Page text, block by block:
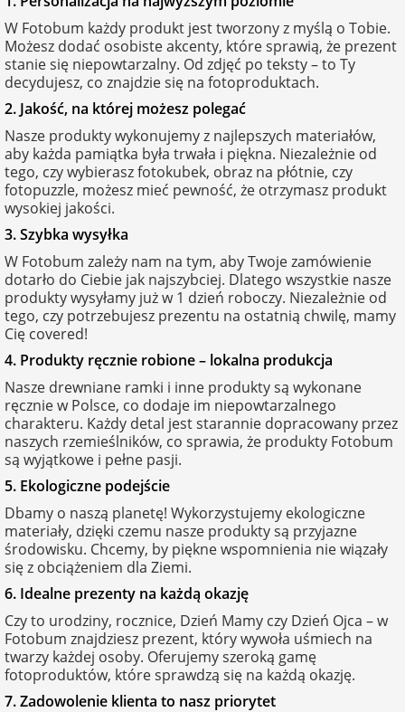
W Fotobum każdy produkt jest tworzony z myślą o Tobie.
Możesz dodać osobiste akcenty, które sprawią, że prezent
stanie się niepowtarzalny. Od zdjęć po teksty – to Ty
decydujesz, co znajdzie się na fotoproduktach.
2. Jakość, na której możesz polegać
Nasze produkty wykonujemy z najlepszych materiałów,
aby każda pamiątka była trwała i piękna. Niezależnie od
tego, czy wybierasz fotokubek, obraz na płótnie, czy
fotopuzzle, możesz mieć pewność, że otrzymasz produkt
wysokiej jakości.
3. Szybka wysyłka
W Fotobum zależy nam na tym, aby Twoje zamówienie
dotarło do Ciebie jak najszybciej. Dlatego wszystkie nasze
produkty wysyłamy już w 1 dzień roboczy. Niezależnie od
tego, czy potrzebujesz prezentu na ostatnią chwilę, mamy
Cię covered!
4. Produkty ręcznie robione – lokalna produkcja
Nasze drewniane ramki i inne produkty są wykonane
ręcznie w Polsce, co dodaje im niepowtarzalnego
charakteru. Każdy detal jest starannie dopracowany przez
naszych rzemieślników, co sprawia, że produkty Fotobum
są wyjątkowe i pełne pasji.
5. Ekologiczne podejście
Dbamy o naszą planetę! Wykorzystujemy ekologiczne
materiały, dzięki czemu nasze produkty są przyjazne
środowisku. Chcemy, by piękne wspomnienia nie wiązały
się z obciążeniem dla Ziemi.
6. Idealne prezenty na każdą okazję
Czy to urodziny, rocznice, Dzień Mamy czy Dzień Ojca – w
Fotobum znajdziesz prezent, który wywoła uśmiech na
twarzy każdej osoby. Oferujemy szeroką gamę
fotoproduktów, które sprawdzą się na każdą okazję.
7. Zadowolenie klienta to nasz priorytet